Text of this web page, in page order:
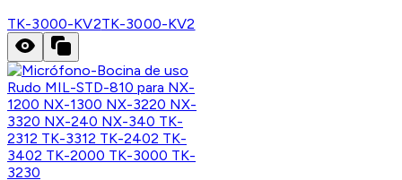
TK-3000-KV2TK-3000-KV2